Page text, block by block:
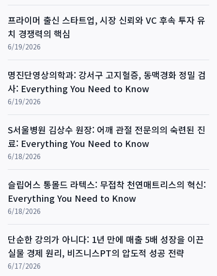
프라이머 출신 스타트업, 시장 신뢰와 VC 후속 투자 유
치 경쟁력의 핵심
6/19/2026
명진단영상의학과: 강서구 고지혈증, 동맥경화 정밀 검
사: Everything You Need to Know
6/19/2026
S서울병원 김상수 원장: 어깨 관절 전문의의 숙련된 진
료: Everything You Need to Know
6/18/2026
슬립어스 통몰드 라텍스: 무접착 천연매트리스의 혁신:
Everything You Need to Know
6/18/2026
단순한 강의가 아니다: 1년 만에 매출 5배 성장을 이끈
실물 경제 원리, 비즈니스PT의 압도적 성공 전략
6/17/2026